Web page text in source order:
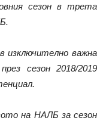
сезон в трета
изключително важна
сезон 2018/2019
на НАЛБ за сезон